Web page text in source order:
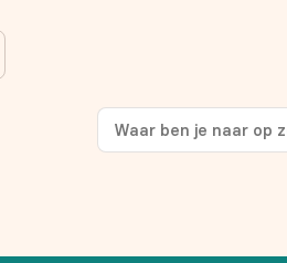
op je eerste aankoop!